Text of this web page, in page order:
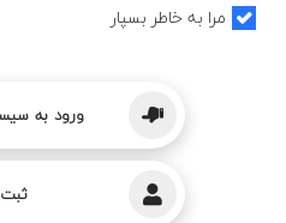
مرا به خاطر بسپار
ورود به